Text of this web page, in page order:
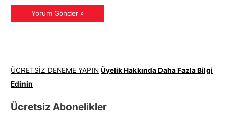
ÜCRETSİZ DENEME YAPIN Üyelik Hakkında Daha Fazla Bilgi
Edinin
Ücretsiz Abonelikler